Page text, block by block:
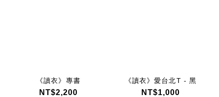
《讀衣》專書
NT$2,200
《讀衣》愛台北T - 黑
NT$1,000